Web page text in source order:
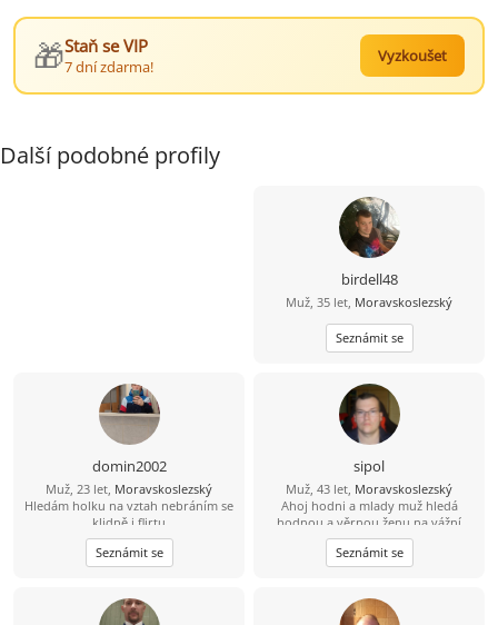
🎁Staň se VIP
7 dní zdarma!
Vyzkoušet
Další podobné profily
birdell48
Muž, 35 let, Moravskoslezský
Seznámit se
domin2002
Muž, 23 let, Moravskoslezský
Hledám holku na vztah nebráním se
klidně i flirtu
Seznámit se
sipol
Muž, 43 let, Moravskoslezský
Ahoj hodni a mlady muž hledá
hodnou a věrnou ženu na vážní
seznámení lásku .
Seznámit se